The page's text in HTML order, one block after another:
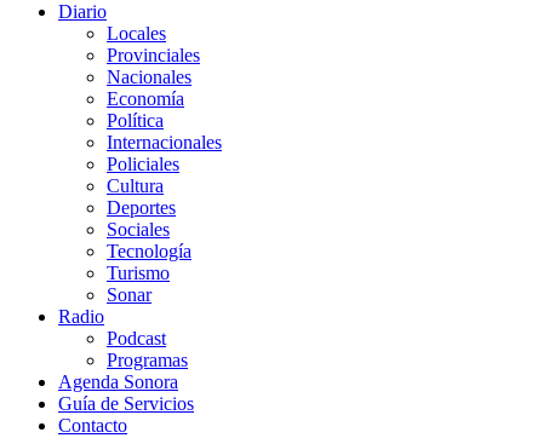
Diario
Locales
Provinciales
Nacionales
Economía
Política
Internacionales
Policiales
Cultura
Deportes
Sociales
Tecnología
Turismo
Sonar
Radio
Podcast
Programas
Agenda Sonora
Guía de Servicios
Contacto